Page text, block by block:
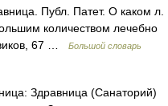
Публ. Патет. О каком л.
количеством лечебно
67 …
Большой словарь
Здравница (Санаторий)